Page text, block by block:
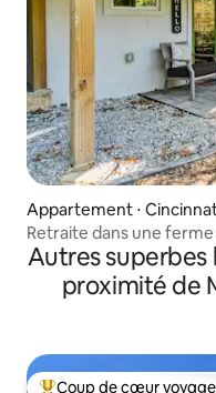
Appartement ⋅
Retraite dans une
Autres superbes
proximité de
Coup de cœur